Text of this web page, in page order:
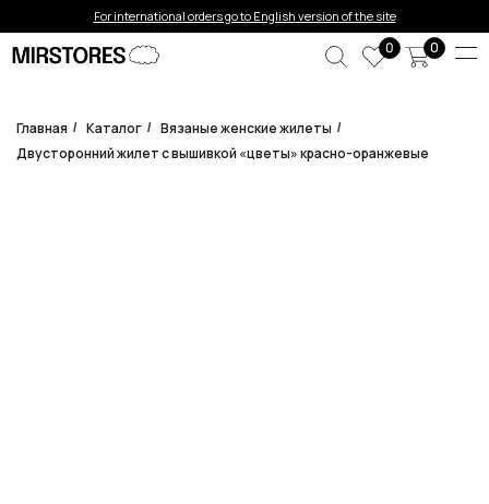
0
0
For international orders go to English version of the site
Error get alias
Главная / Каталог / Вязаные женские жилеты /
Двусторонний жилет с вышивкой «цветы» красно-оранжевые